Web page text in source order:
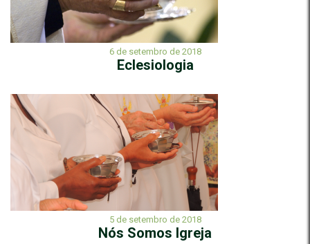
6 de setembro de 2018
Eclesiologia
5 de setembro de 2018
Nós Somos Igreja